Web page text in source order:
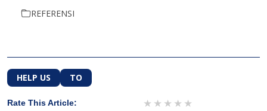
REFERENSI
HELP US TO
Rate This Article: 4 stars
3 stars
2 stars
1 star